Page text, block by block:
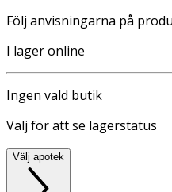
Följ anvisningarna på
I lager online
Ingen vald butik
Välj för att se lagerstatus
Välj apotek